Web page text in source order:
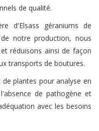
de qualité.
d'Elsass géraniums de
notre production, nous
réduisons ainsi de façon
transports de boutures.
plantes pour analyse en
de pathogène et
avec les besoins